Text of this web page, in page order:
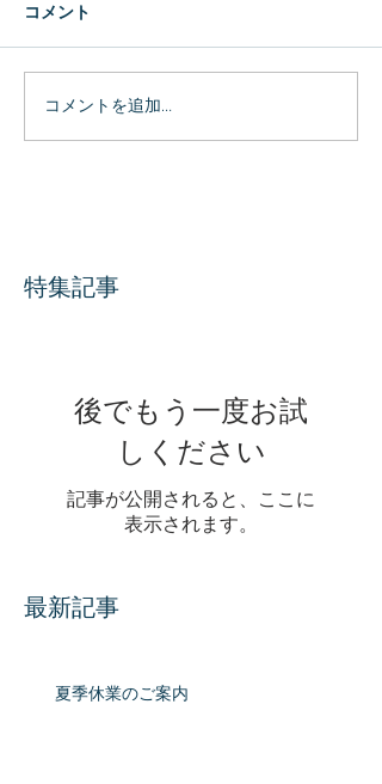
コメント
コメントを追加…
特集記事
後でもう一度お試
しください
記事が公開されると、ここに
表示されます。
最新記事
夏季休業のご案内